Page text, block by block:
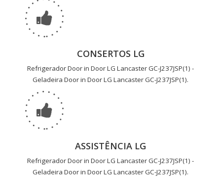
CONSERTOS LG
Refrigerador Door in Door LG Lancaster GC-J237JSP(1) -
Geladeira Door in Door LG Lancaster GC-J237JSP(1).
ASSISTÊNCIA LG
Refrigerador Door in Door LG Lancaster GC-J237JSP(1) -
Geladeira Door in Door LG Lancaster GC-J237JSP(1).